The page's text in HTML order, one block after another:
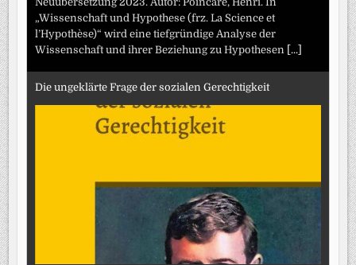
„Wissenschaft und Hypothese (frz. La Science et
l’Hypothèse)“ wird eine tiefgründige Analyse der
Wissenschaft und ihrer Beziehung zu Hypothesen [...]
Die ungeklärte Frage der sozialen Gerechtigkeit